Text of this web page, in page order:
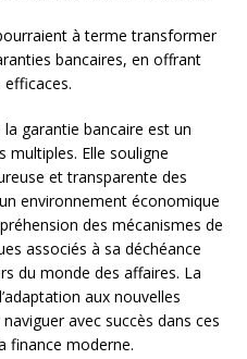
à terme transformer
bancaires, en offrant
garantie bancaire est un
multiples. Elle souligne
et transparente des
environnement économique
des mécanismes de
associés à sa déchéance
du monde des affaires. La
aux nouvelles
avec succès dans ces
finance moderne.